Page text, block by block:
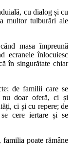
cu dialog și cu
multor tulburări ale
masa împreună
ecranele înlocuiesc
în singurătate chiar
de familii care se
nu doar oferă, ci și
ci și cu repere; de
cere iertare și se
poate rămâne